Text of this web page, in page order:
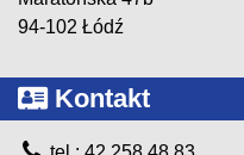
94-102 Łódź
Kontakt